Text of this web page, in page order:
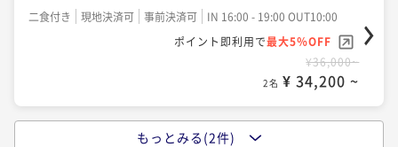
二食付き 現地決済可 事前決済可
IN 16:00 - 19:00 OUT10:00
ポイント即利用で最大5％OFF
¥36,000~
2名 ¥ 34,200 ~
もっとみる(2件)